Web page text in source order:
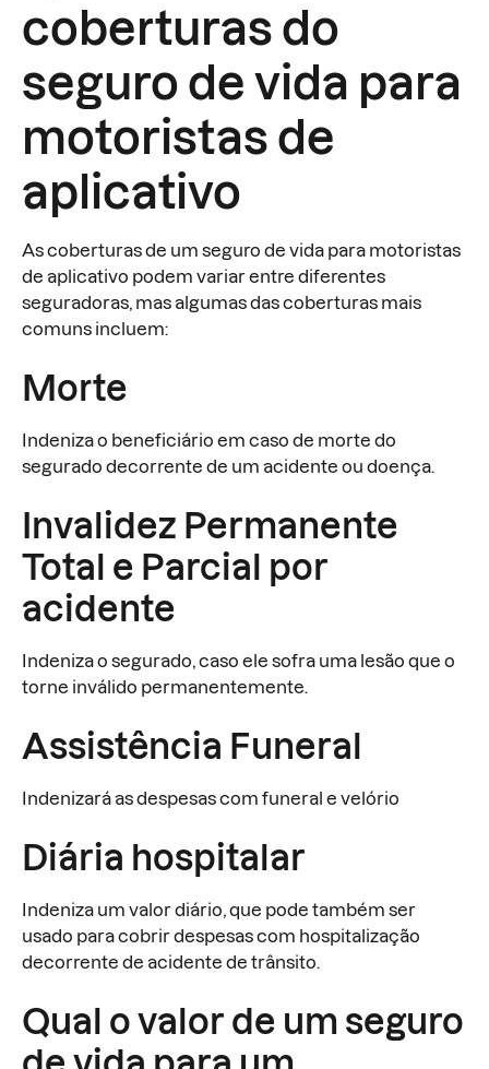
coberturas do
seguro de vida para
motoristas de
aplicativo
As coberturas de um seguro de vida para motoristas
de aplicativo podem variar entre diferentes
seguradoras, mas algumas das coberturas mais
comuns incluem:
Morte
Indeniza o beneficiário em caso de morte do
segurado decorrente de um acidente ou doença.
Invalidez Permanente
Total e Parcial por
acidente
Indeniza o segurado, caso ele sofra uma lesão que o
torne inválido permanentemente.
Assistência Funeral
Indenizará as despesas com funeral e velório
Diária hospitalar
Indeniza um valor diário, que pode também ser
usado para cobrir despesas com hospitalização
decorrente de acidente de trânsito.
Qual o valor de um seguro